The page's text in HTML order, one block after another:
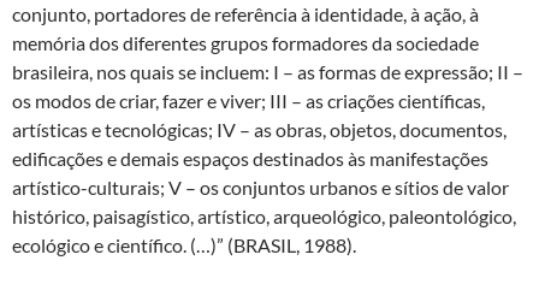
conjunto, portadores de referência à identidade, à ação, à
memória dos diferentes grupos formadores da sociedade
brasileira, nos quais se incluem: I – as formas de expressão; II –
os modos de criar, fazer e viver; III – as criações científicas,
artísticas e tecnológicas; IV – as obras, objetos, documentos,
edificações e demais espaços destinados às manifestações
artístico-culturais; V – os conjuntos urbanos e sítios de valor
histórico, paisagístico, artístico, arqueológico, paleontológico,
ecológico e científico. (…)” (BRASIL, 1988).